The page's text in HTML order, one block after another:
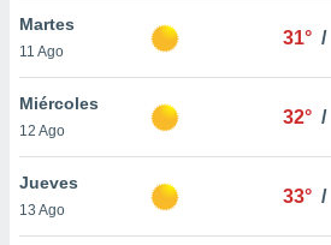
cookies
aceptar
Martes
11 Ago
31° /
Miércoles
12 Ago
32° /
Jueves
13 Ago
33° /